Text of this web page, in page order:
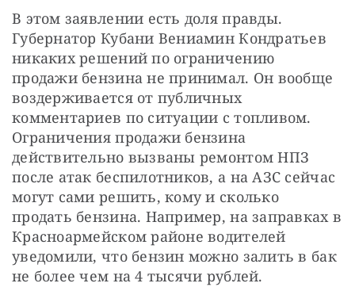
В этом заявлении есть доля правды.
Губернатор Кубани Вениамин Кондратьев
никаких решений по ограничению
продажи бензина не принимал. Он вообще
воздерживается от публичных
комментариев по ситуации с топливом.
Ограничения продажи бензина
действительно вызваны ремонтом НПЗ
после атак беспилотников, а на АЗС сейчас
могут сами решить, кому и сколько
продать бензина. Например, на заправках в
Красноармейском районе водителей
уведомили, что бензин можно залить в бак
не более чем на 4 тысячи рублей.